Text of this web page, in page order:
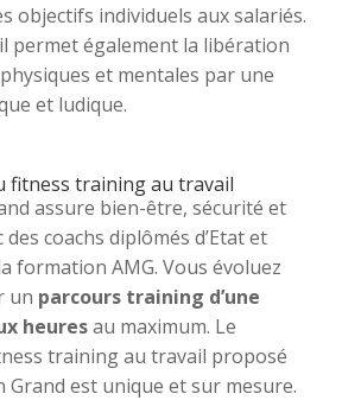
objectifs individuels aux salariés.
permet également la libération
et mentales par une
et ludique.
fitness training au travail
assure bien-être, sécurité et
coachs diplômés d’Etat et
formation AMG. Vous évoluez
un parcours training d’une
heuresau maximum. Le
training au travail proposé
Grand est unique et sur mesure.